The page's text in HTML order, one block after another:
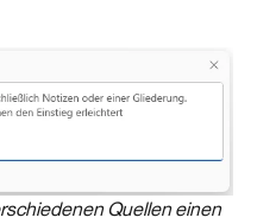
Quellen einen